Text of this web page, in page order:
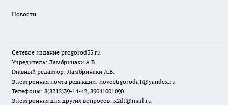
Новости
Сетевое издание progorod35.ru
Учредитель: Ламбринаки А.В.
Главный редактор: Ламбринаки А.В.
Электронная почта редакции: novostigoroda1@yandex.ru
Телефоны: 8(8212)39-14-42, 89041001090
Электронная для других вопросов: x2dt@mail.ru